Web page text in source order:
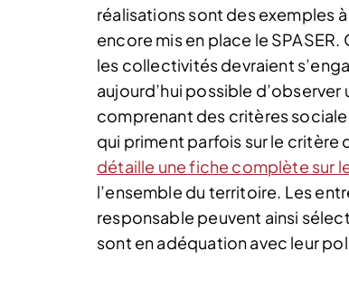
réalisations sont des exemples
encore mis en place le
les collectivités devraient
aujourd’hui possible
comprenant des critères
qui priment parfois sur le critère
détaille une fiche complète sur
l’ensemble du territoire. Les
responsable peuvent ainsi
sont en adéquation avec leur